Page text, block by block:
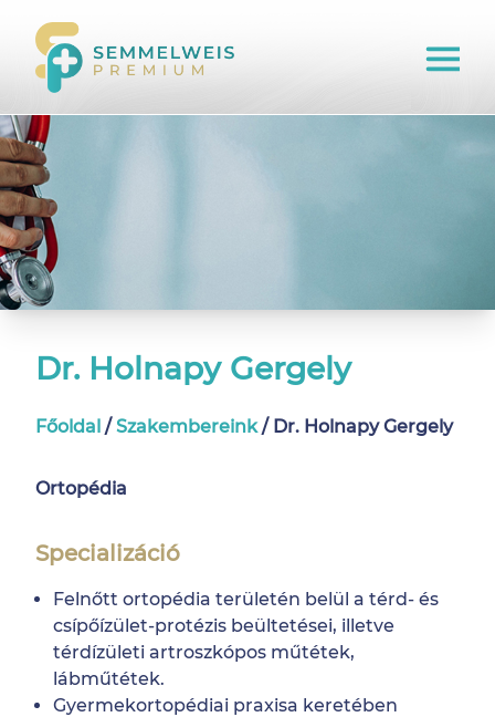
Dr. Holnapy Gergely
Főoldal / Szakembereink /Dr. Holnapy Gergely
Ortopédia
Specializáció
Felnőtt ortopédia területén belül a térd- és
csípőízület-protézis beültetései, illetve
térdízületi artroszkópos műtétek,
lábműtétek.
Gyermekortopédiai praxisa keretében